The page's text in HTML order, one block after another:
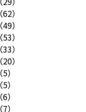
（62）
（49）
（53）
（33）
（20）
（5）
（5）
（6）
（7）